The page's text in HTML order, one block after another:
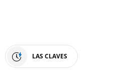
LAS CLAVES